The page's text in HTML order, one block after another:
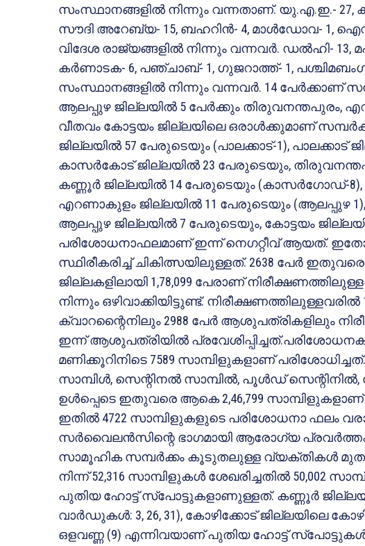
സംസ്ഥാനങ്ങളില്‍ നിന്നും വന്നതാണ്. യു.എ.ഇ.- 27,
സൗദി അറേബ്യ- 15, ബഹറിന്‍- 4, മാള്‍ഡോവ- 1,
വിദേശ രാജ്യങ്ങളില്‍ നിന്നും വന്നവര്‍. ഡല്‍ഹി- 13,
കര്‍ണാടക- 6, പഞ്ചാബ്- 1, ഗുജറാത്ത്- 1,
സംസ്ഥാനങ്ങളില്‍ നിന്നും വന്നവര്‍. 14 പേര്‍ക്കാണ്
ആലപ്പുഴ ജില്ലയില്‍ 5 പേര്‍ക്കും തിരുവനന്തപുരം,
വീതവം കോട്ടയം ജില്ലയിലെ ഒരാള്‍ക്കുമാണ്
ജില്ലയില്‍ 57 പേരുടെയും (പാലക്കാട്-1), പാലക്കാട്
കാസര്‍കോട് ജില്ലയില്‍ 23 പേരുടെയും,
കണ്ണൂര്‍ ജില്ലയില്‍ 14 പേരുടെയും (കാസര്‍ഗോഡ്-8),
എറണാകുളം ജില്ലയില്‍ 11 പേരുടെയും (ആലപ്പുഴ
ആലപ്പുഴ ജില്ലയില്‍ 7 പേരുടെയും, കോട്ടയം
പരിശോധനാഫലമാണ് ഇന്ന് നെഗറ്റീവ് ആയത്.
സ്ഥിരീകരിച്ച് ചികിത്സയിലുള്ളത്. 2638 പേര്‍
ജില്ലകളിലായി 1,78,099 പേരാണ്
നിന്നും ഒഴിവാക്കിയിട്ടുണ്ട്. നിരീക്ഷണത്തിലുള്ളവരില്‍
ക്വാറന്റൈനിലും 2988 പേര്‍ ആശുപത്രികളിലും
ഇന്ന് ആശുപത്രിയില്‍
മണിക്കൂറിനിടെ 7589 സാമ്പിളുകളാണ്
സാമ്പിള്‍, സെന്റിനല്‍ സാമ്പില്‍, പൂള്‍ഡ് സെന്റിനില്‍,
ഉള്‍പ്പെടെ ഇതുവരെ ആകെ 2,46,799
ഇതില്‍ 4722 സാമ്പിളുകളുടെ പരിശോധനാ ഫലം
സര്‍വൈലന്‍സിന്റെ ഭാഗമായി ആരോഗ്യ
സാമൂഹിക സമ്പര്‍ക്കം കൂടുതലുള്ള വ്യക്തികള്‍
നിന്ന് 52,316 സാമ്പിളുകള്‍ ശേഖരിച്ചതില്‍ 50,002
പുതിയ ഹോട്ട് സ്‌പോട്ടുകളാണുള്ളത്. കണ്ണൂര്‍
വാര്‍ഡുകള്‍: 3, 26, 31), കോഴിക്കോട് ജില്ലയിലെ
ഒളവണ്ണ (9) എന്നിവയാണ് പുതിയ ഹോട്ട്